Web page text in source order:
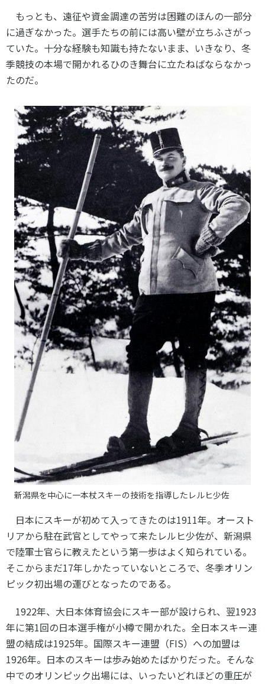
もっとも、遠征や資金調達の苦労は困難のほんの一部分
に過ぎなかった。選手たちの前には高い壁が立ちふさがっ
ていた。十分な経験も知識も持たないまま、いきなり、冬
季競技の本場で開かれるひのき舞台に立たねばならなかっ
たのだ。
新潟県を中心に一本杖スキーの技術を指導したレルヒ少佐
日本にスキーが初めて入ってきたのは1911年。オースト
リアから駐在武官としてやって来たレルヒ少佐が、新潟県
で陸軍士官らに教えたという第一歩はよく知られている。
そこからまだ17年しかたっていないところで、冬季オリン
ピック初出場の運びとなったのである。
1922年、大日本体育協会にスキー部が設けられ、翌1923
年に第1回の日本選手権が小樽で開かれた。全日本スキー連
盟の結成は1925年。国際スキー連盟（FIS）への加盟は
1926年。日本のスキーは歩み始めたばかりだった。そんな
中でのオリンピック出場には、いったいどれほどの重圧が